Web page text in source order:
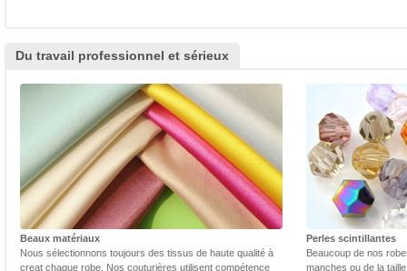
Du travail professionnel et sérieux
Beaux matériaux
Nous sélectionnons toujours des tissus de haute qualité à
creat chaque robe. Nos couturières utilisent compétence
Perles scintillantes
Beaucoup de nos
manches ou de la